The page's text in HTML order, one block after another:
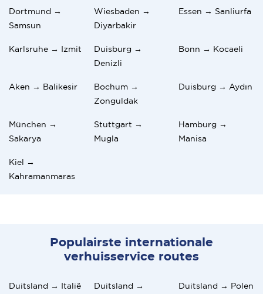
Dortmund →
Samsun
Wiesbaden →
Diyarbakir
Essen → Sanliurfa
Karlsruhe → Izmit
Duisburg →
Denizli
Bonn → Kocaeli
Aken → Balikesir
Bochum →
Zonguldak
Duisburg → Aydın
München →
Sakarya
Stuttgart →
Mugla
Hamburg →
Manisa
Kiel →
Kahramanmaras
Populairste internationale
verhuisservice routes
Duitsland → Italië
Duitsland →
Duitsland → Polen